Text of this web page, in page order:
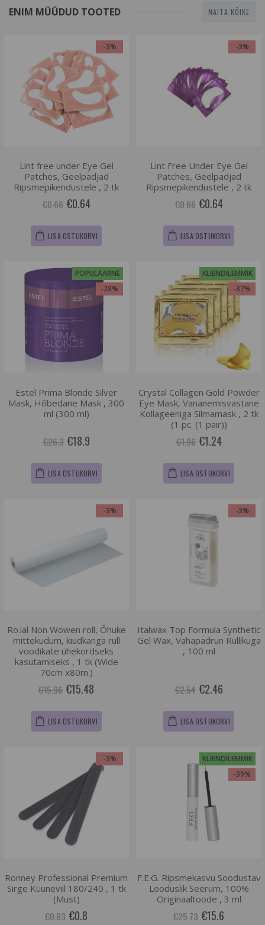
ENIM MÜÜDUD TOOTED NAITA KÕIKE
-3%
Lint free under Eye Gel
Patches, Geelpadjad
Ripsmepikendustele , 2 tk
€0.66 €0.64
LISA OSTUKORVI
-3%
Lint Free Under Eye Gel
Patches, Geelpadjad
Ripsmepikendustele , 2 tk
€0.66 €0.64
LISA OSTUKORVI
POPULAARNE
-28%
Estel Prima Blonde Silver
Mask, Hõbedane Mask , 300
ml (300 ml)
€26.3 €18.9
LISA OSTUKORVI
KLIENDILEMMIK
-37%
Crystal Collagen Gold Powder
Eye Mask, Vananemisvastane
Kollageeniga Silmamask , 2 tk
(1 pc. (1 pair))
€1.96 €1.24
LISA OSTUKORVI
-3%
Ro.ial Non Wowen roll, Õhuke
mittekudum, kiudkanga rull
voodikate ühekordseks
kasutamiseks , 1 tk (Wide
70cm x80m.)
€15.96 €15.48
LISA OSTUKORVI
-3%
Italwax Top Formula Synthetic
Gel Wax, Vahapadrun Rullikuga
, 100 ml
€2.54 €2.46
LISA OSTUKORVI
-3%
Ronney Professional Premium
Sirge Küüneviil 180/240 , 1 tk
(Must)
€0.83 €0.8
KLIENDILEMMIK
-39%
F.E.G. Ripsmekasvu Soodustav
Looduslik Seerum, 100%
Originaaltoode , 3 ml
€25.73 €15.6